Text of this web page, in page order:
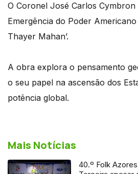
O Coronel José Carlos Cymbron
Emergência do Poder
Thayer Mahan’.
A obra explora o pensamento
o seu papel na ascensão dos
potência global.
Mais Notícias
40.º Folk